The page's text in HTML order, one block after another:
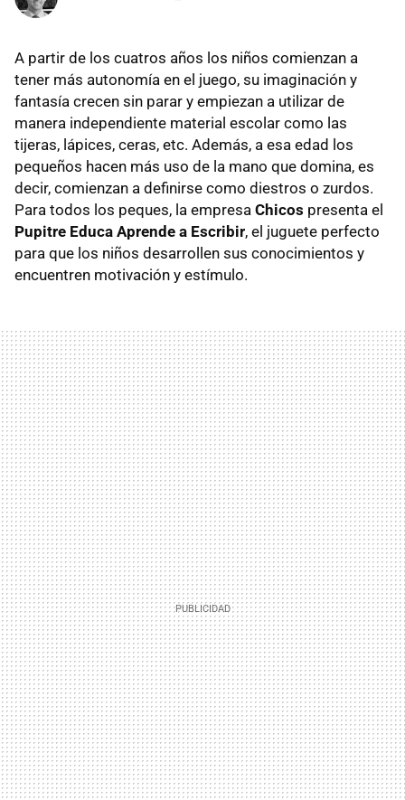
A partir de los cuatros años los niños comienzan a
tener más autonomía en el juego, su imaginación y
fantasía crecen sin parar y empiezan a utilizar de
manera independiente material escolar como las
tijeras, lápices, ceras, etc. Además, a esa edad los
pequeños hacen más uso de la mano que domina, es
decir, comienzan a definirse como diestros o zurdos.
Para todos los peques, la empresa Chicos presenta el
Pupitre Educa Aprende a Escribir, el juguete perfecto
para que los niños desarrollen sus conocimientos y
encuentren motivación y estímulo.